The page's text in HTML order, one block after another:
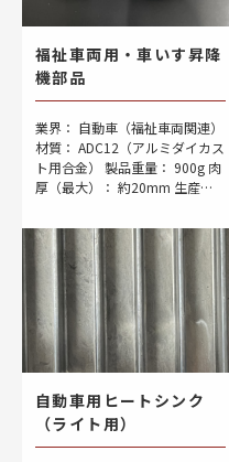
福祉車両用・車いす昇降
機部品
業界： 自動車（福祉車両関連）
材質： ADC12（アルミダイカス
ト用合金） 製品重量： 900g 肉
厚（最大）： 約20mm 生産ロ
高温になりやすいため、アルミ
が金型に付着する「焼き付 […]
自動車用ヒートシンク
（ライト用）